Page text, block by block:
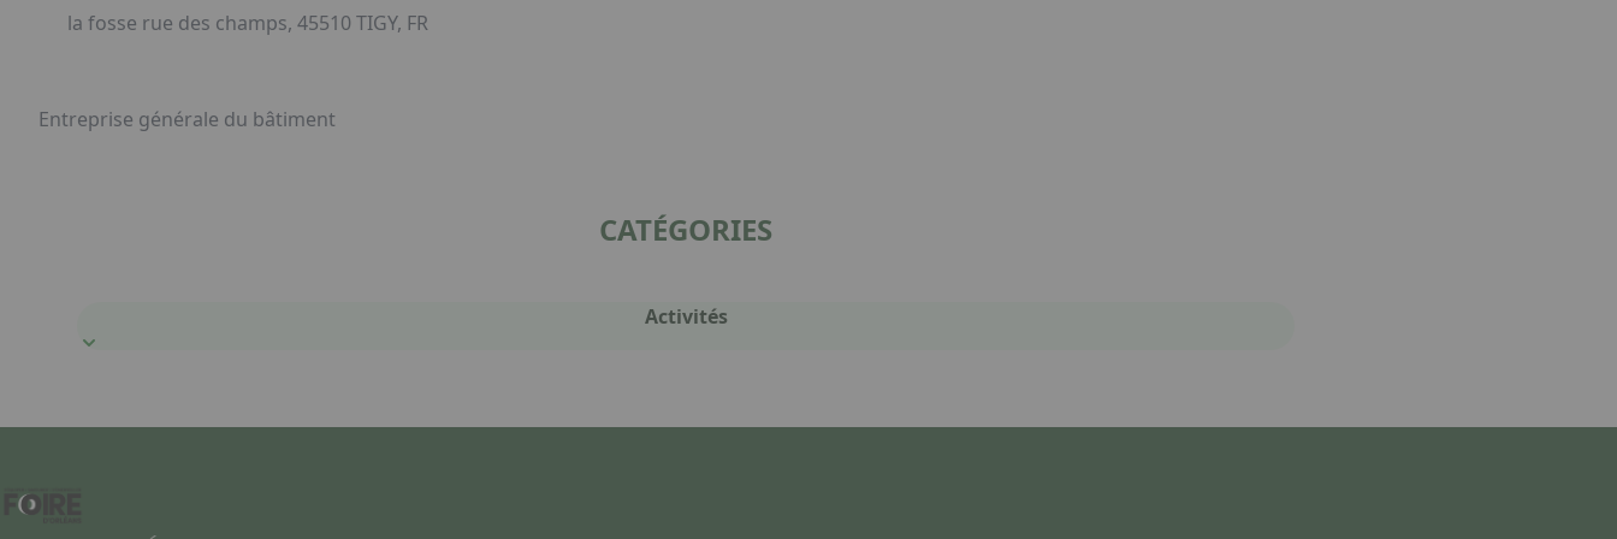
la fosse rue des champs, 45510 TIGY, FR
Entreprise générale du bâtiment
CATÉGORIES
Activités